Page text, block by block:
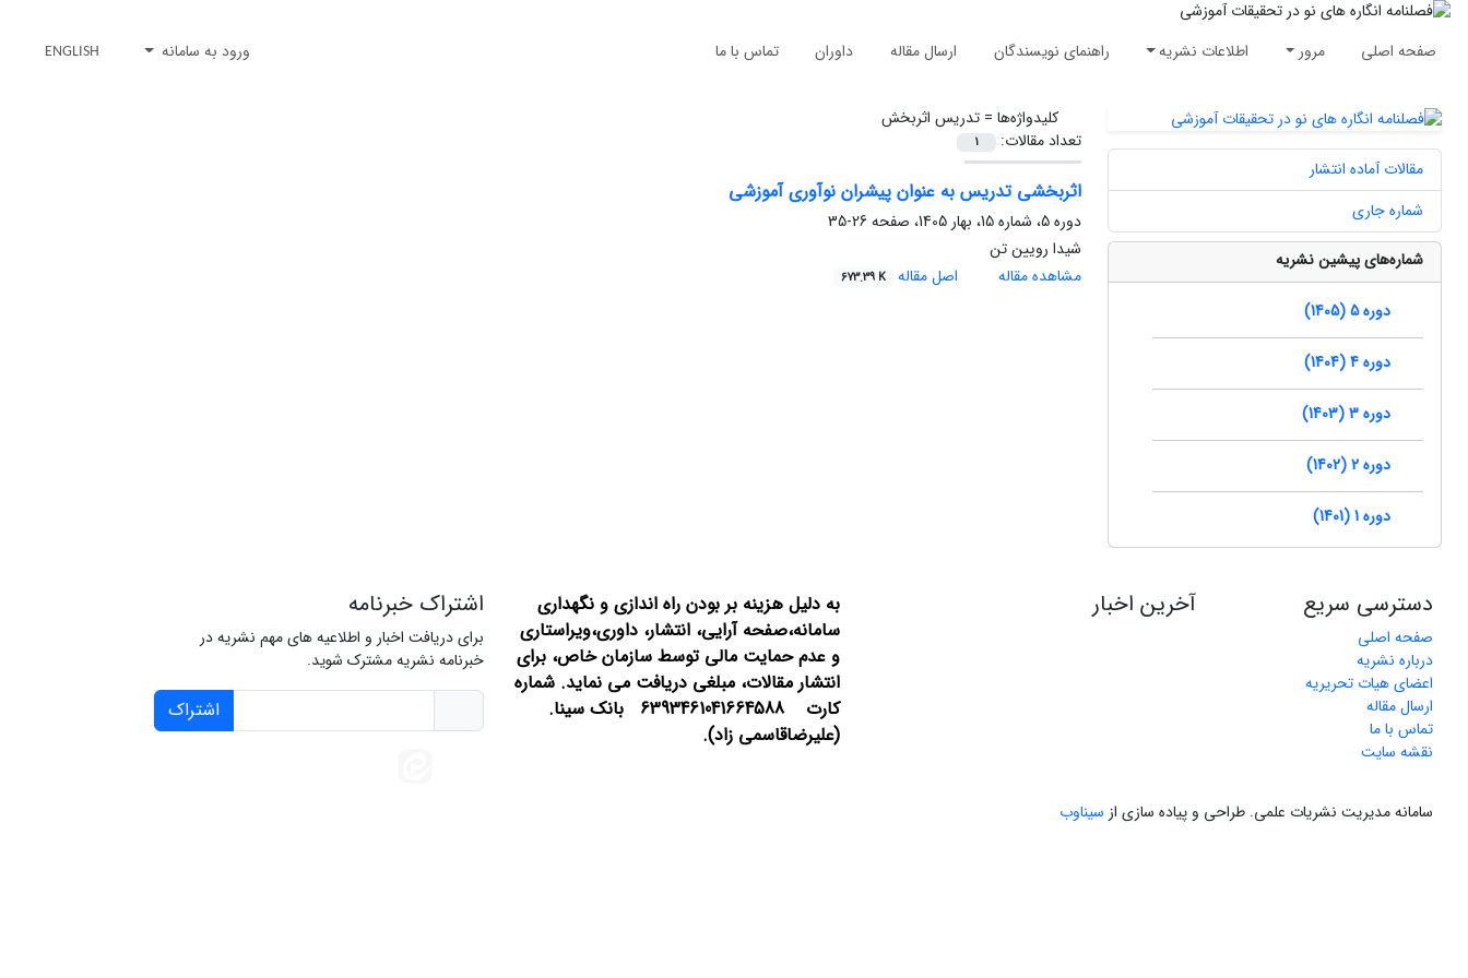
صفحه اصلی مرور اطلاعات نشریه راهنمای نویسندگان ارسال مقاله داوران تماس با ما ورود به سامانه ENGLISH
کلیدواژه‌ها =تدریس اثربخش
تعداد مقالات:
1
اثربخشی تدریس به عنوان پیشران نوآوری آموزشی
دوره 5، شماره 15، بهار 1405، صفحه
26-35
شیدا رویین تن
مشاهده مقاله
اصل مقاله 673.39 K
مقالات آماده انتشار
شماره جاری
شماره‌های پیشین نشریه
دوره 5 (1405)
دوره 4 (1404)
دوره 3 (1403)
دوره 2 (1402)
دوره 1 (1401)
دسترسی سریع
صفحه اصلی
درباره نشریه
اعضای هیات تحریریه
ارسال مقاله
تماس با ما
نقشه سایت
آخرین اخبار
به دلیل هزینه بر بودن راه اندازی و نگهداری
سامانه،صفحه آرایی، انتشار، داوری،ویراستاری
و عدم حمایت مالی توسط سازمان خاص، برای
انتشار مقالات، مبلغی دریافت می نماید. شماره
کارت 6393461041664588 بانک سینا.
(علیرضاقاسمی زاد).
اشتراک خبرنامه
برای دریافت اخبار و اطلاعیه های مهم نشریه در
خبرنامه نشریه مشترک شوید.
اشتراک
سامانه مدیریت نشریات علمی. طراحی و پیاده سازی از سیناوب